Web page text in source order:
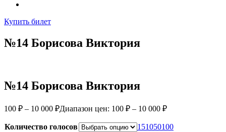
Купить билет
№14 Борисова Виктория
№14 Борисова Виктория
100 ₽ – 10 000 ₽Диапазон цен: 100 ₽ – 10 000 ₽
Количество голосов 1 51050100